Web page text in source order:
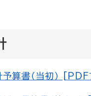
算書（当初）